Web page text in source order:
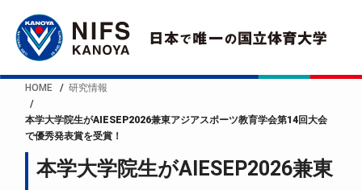
HOME 研究情報
本学大学院生がAIESEP2026兼東アジアスポーツ教育学会第14回大会
で優秀発表賞を受賞！
本学大学院生がAIESEP2026兼東